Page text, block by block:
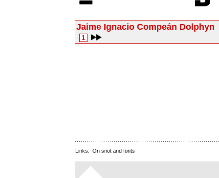
Jaime Ignacio Compeán Dolphyn
1
Links: On snot and fonts